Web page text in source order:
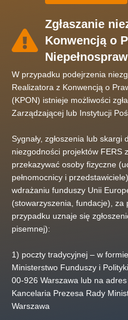
Zgłaszanie
Konwencją o
W przypadku podejrzenia
Realizatora z Konwencją o
(KPON) istnieje możliwości
Zarządzającej lub Instytucji
Sygnały, zgłoszenia lub
niezgodności projektów FERS
przekazywać osoby fizyczne
pełnomocnicy i
wdrażaniu funduszy Unii
(stowarzyszenia, fundacje), za
przypadku uznaje się
pisemnej):
1) poczty tradycyjnej – w
Ministerstwo Funduszy i
00-926 Warszawa lub na
Kancelaria Prezesa Rady
Warszawa